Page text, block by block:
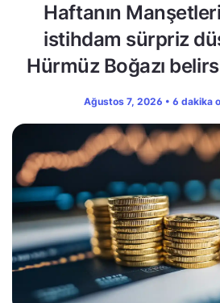
Haftanın
istihdam sürpriz
Hürmüz Boğazı
Ağustos 7, 2026 • 6 dakika